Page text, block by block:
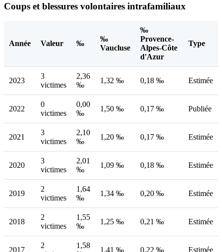
Coups et blessures volontaires intrafamiliaux
Année Valeur ‰
‰
Vaucluse
‰
Provence-
Alpes-Côte
d'Azur
Type
2023
3
victimes
2,36
‰
1,32 ‰ 0,18 ‰ Estimée
2022
0
victimes
0,00
‰
1,50 ‰ 0,17 ‰ Publiée
2021
3
victimes
2,10
‰
1,20 ‰ 0,17 ‰ Estimée
2020
3
victimes
2,01
‰
1,09 ‰ 0,18 ‰ Estimée
2019
2
victimes
1,64
‰
1,34 ‰ 0,20 ‰ Estimée
2018
2
victimes
1,55
‰
1,25 ‰ 0,21 ‰ Estimée
2017
2
1,58
1,41 ‰ 0,22 ‰ Estimée